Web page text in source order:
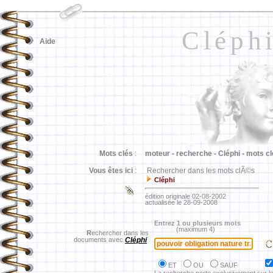
Aide
Mots clés : moteur - recherche - Cléphi - mots
Vous êtes ici : Rechercher dans les mots clÃ©s
Cléphi
édition originale 02-08-2002
actualisée le 28-09-2008
Rechercher dans les
documents avec Cléphi
Entrez 1 ou plusieurs mots
(maximum 4)
ET OU
SAUF